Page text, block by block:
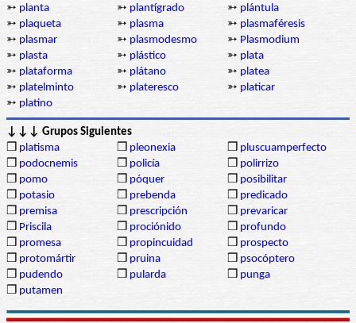
➳ planta ➳ plantígrado ➳ plántula
➳ plaqueta ➳ plasma ➳ plasmaféresis
➳ plasmar ➳ plasmodesmo ➳ Plasmodium
➳ plasta ➳ plástico ➳ plata
➳ plataforma ➳ plátano ➳ platea
➳ platelminto ➳ plateresco ➳ platicar
➳ platino
↓↓↓ Grupos Siguientes
❒ platisma ❒ pleonexia ❒ pluscuamperfecto
❒ podocnemis ❒ policía ❒ polirrizo
❒ pomo ❒ póquer ❒ posibilitar
❒ potasio ❒ prebenda ❒ predicado
❒ premisa ❒ prescripción ❒ prevaricar
❒ Priscila ❒ prociónido ❒ profundo
❒ promesa ❒ propincuidad ❒ prospecto
❒ protomártir ❒ pruina ❒ psocóptero
❒ pudendo ❒ pularda ❒ punga
❒ putamen